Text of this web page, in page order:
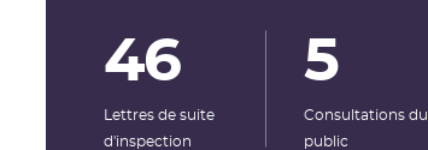
46
Lettres de suite
d'inspection
5
Consultations du
public